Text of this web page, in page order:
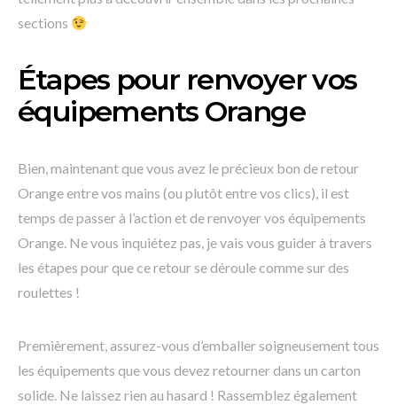
sections
Étapes pour renvoyer vos
équipements Orange
Bien, maintenant que vous avez le précieux bon de retour
Orange entre vos mains (ou plutôt entre vos clics), il est
temps de passer à l’action et de renvoyer vos équipements
Orange. Ne vous inquiétez pas, je vais vous guider à travers
les étapes pour que ce retour se déroule comme sur des
roulettes !
Premièrement, assurez-vous d’emballer soigneusement tous
les équipements que vous devez retourner dans un carton
solide. Ne laissez rien au hasard ! Rassemblez également